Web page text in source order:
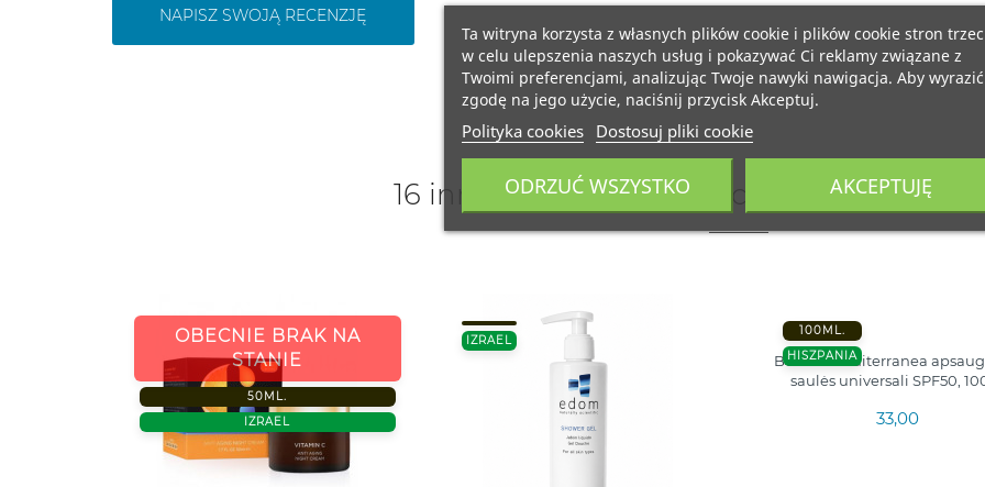
NAPISZ SWOJĄ RECENZJĘ
16 inne produkty należące do tej samej
OBECNIE BRAK NA
STANIE
50ML.
IZRAEL
IZRAEL
100ML.
HISZPANIA
Beaute Mediterranea
saulės universali SPF50,
33,00
Ta witryna korzysta z własnych plików cookie i plików cookie stron
w celu ulepszenia naszych usług i pokazywać Ci reklamy związane z
Twoimi preferencjami, analizując Twoje nawyki nawigacja. Aby wyrazić
zgodę na jego użycie, naciśnij przycisk Akceptuj.
Polityka cookies Dostosuj pliki cookie
ODRZUĆ WSZYSTKO AKCEPTUJĘ